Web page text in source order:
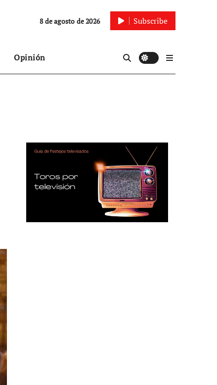
8 de agosto de 2026 Subscribe
Opinión